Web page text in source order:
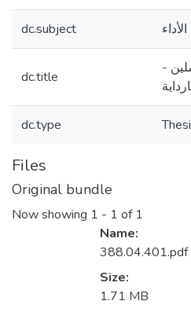
dc.subject
dc.title
-
dc.type
Files
Original bundle
Now showing 1 - 1 of 1
Name:
388.04.401.pdf
Size:
1.71 MB